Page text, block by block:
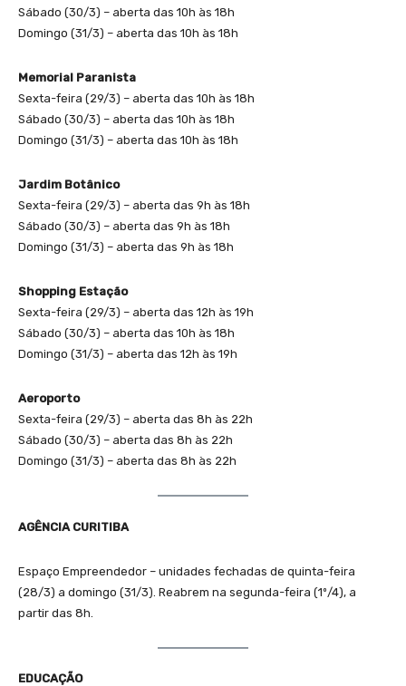
Sábado (30/3) – aberta das 10h às 18h
Domingo (31/3) – aberta das 10h às 18h
Memorial Paranista
Sexta-feira (29/3) – aberta das 10h às 18h
Sábado (30/3) – aberta das 10h às 18h
Domingo (31/3) – aberta das 10h às 18h
Jardim Botânico
Sexta-feira (29/3) – aberta das 9h às 18h
Sábado (30/3) – aberta das 9h às 18h
Domingo (31/3) – aberta das 9h às 18h
Shopping Estação
Sexta-feira (29/3) – aberta das 12h às 19h
Sábado (30/3) – aberta das 10h às 18h
Domingo (31/3) – aberta das 12h às 19h
Aeroporto
Sexta-feira (29/3) – aberta das 8h às 22h
Sábado (30/3) – aberta das 8h às 22h
Domingo (31/3) – aberta das 8h às 22h
AGÊNCIA CURITIBA
Espaço Empreendedor – unidades fechadas de quinta-feira
(28/3) a domingo (31/3). Reabrem na segunda-feira (1º/4), a
partir das 8h.
EDUCAÇÃO